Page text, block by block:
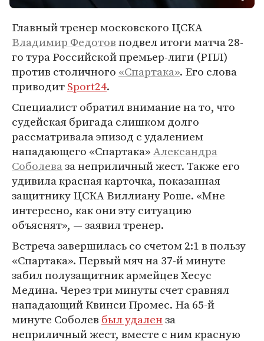
Главный тренер московского ЦСКА
Владимир Федотовподвел итоги матча 28-
го тура Российской премьер-лиги (РПЛ)
против столичного «Спартака». Его слова
приводитSport24.
Специалист обратил внимание на то, что
судейская бригада слишком долго
рассматривала эпизод с удалением
нападающего «Спартака»Александра
Соболеваза неприличный жест. Также его
удивила красная карточка, показанная
защитнику ЦСКА Виллиану Роше. «Мне
интересно, как они эту ситуацию
объяснят», — заявил тренер.
Встреча завершилась со счетом 2:1 в пользу
«Спартака». Первый мяч на 37-й минуте
забил полузащитник армейцев Хесус
Медина. Через три минуты счет сравнял
нападающий Квинси Промес. На 65-й
минуте Соболев был удаленза
неприличный жест, вместе с ним красную